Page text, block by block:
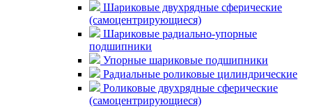
Шариковые двухрядные сферические
(самоцентрирующиеся)
Шариковые радиально-упорные
подшипники
Упорные шариковые подшипники
Радиальные роликовые цилиндрические
Роликовые двухрядные сферические
(самоцентрирующиеся)